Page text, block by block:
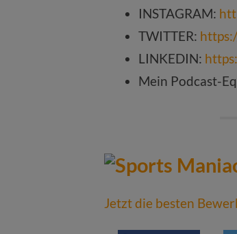
INSTAGRAM:
TWITTER:
LINKEDIN:
Mein Podcast-
Jetzt die besten